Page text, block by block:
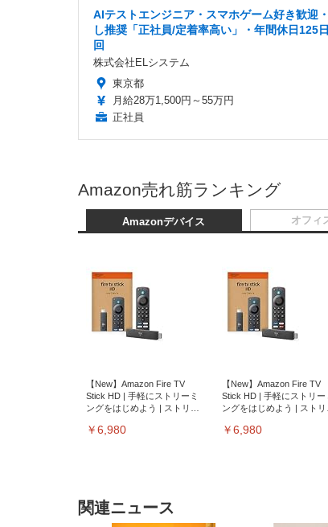
AIテストエンジニア・スマホゲーム好き歓迎
し推奨「正社員/定着率高い」・年間休日125
回
株式会社ELシステム
東京都
月給28万1,500円～55万円
正社員
Amazon売れ筋ランキング
Amazonデバイス
【New】Amazon Fire TV
Stick HD | 手軽にストリーミ
ングをはじめよう | ストリー
￥6,980
【New】Amazon Fire TV
Stick HD | 手軽にストリー
ングをはじめよう | ストリ
￥6,980
オフィ
関連ニュース